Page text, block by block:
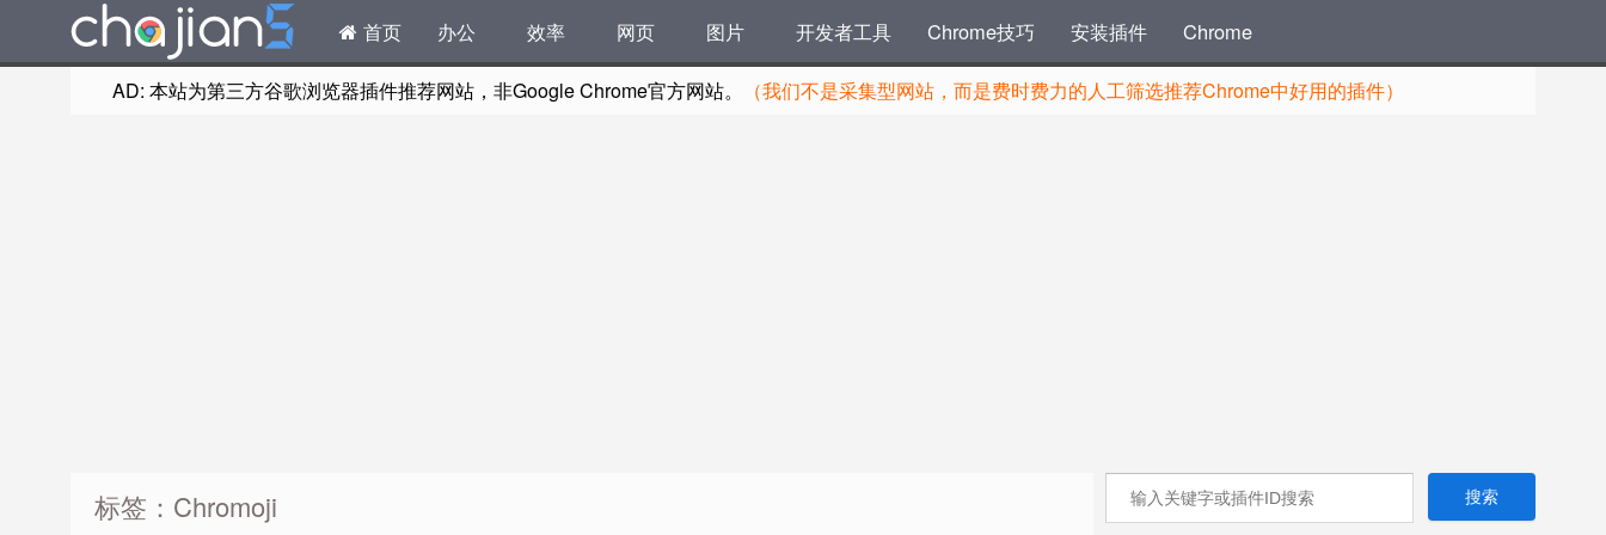
首页 办公 效率 网页 图片 开发者工具 Chrome技巧 安装插件 Chrome
AD: 本站为第三方谷歌浏览器插件推荐网站，非Google Chrome官方网站。 （我们不是采集型网站，而是费时费力的人工筛选推荐Chrome中好用的插件）
标签：Chromoji